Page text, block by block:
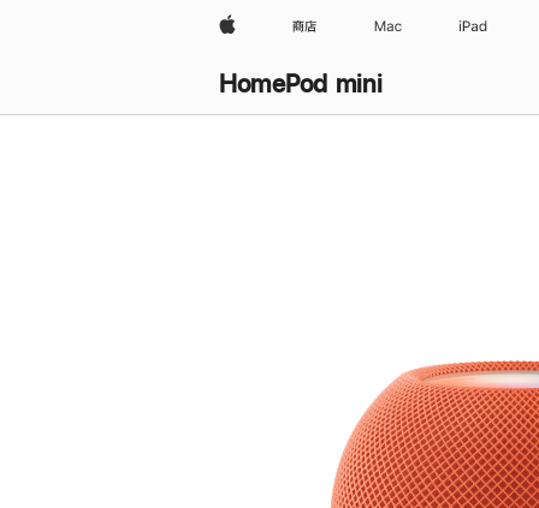
Apple 商店 Mac iPad
HomePod mini